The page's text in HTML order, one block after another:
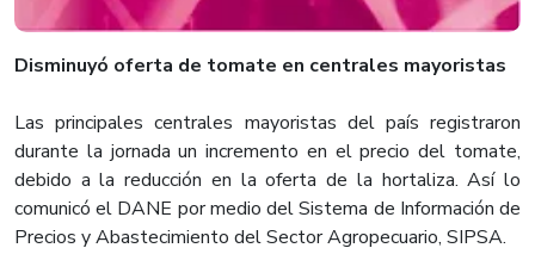
​Disminuyó oferta de tomate en centrales mayoristas
Las principales centrales mayoristas del país registraron
durante la jornada un incremento en el precio del tomate,
debido a la reducción en la oferta de la hortaliza. Así lo
comunicó el DANE por medio del Sistema de Información de
Precios y Abastecimiento del Sector Agropecuario, SIPSA.